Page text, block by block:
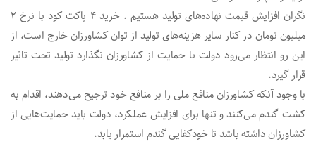
نگران افزایش قیمت نهاده‌های تولید هستیم . خرید ۴ پاکت کود با نرخ ۲
میلیون تومان در کنار سایر هزینه‌های تولید از توان کشاورزان خارج است، از
این رو انتظار می‌رود دولت با حمایت از کشاورزان نگذارد تولید تحت تاثیر
قرار گیرد.
با وجود آنکه کشاورزان منافع ملی را بر منافع خود ترجیح می‌دهند، اقدام به
کشت گندم می‌کنند و تنها برای افزایش عملکرد، دولت باید حمایت‌هایی از
کشاورزان داشته باشد تا خودکفایی گندم استمرار یابد.